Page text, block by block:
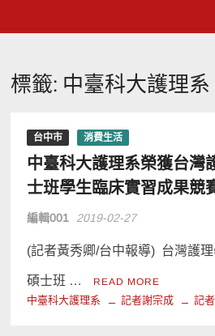
標籤: 中臺科大護理系
台中市 消費生活
中臺科大護理系榮獲台灣
士班學生臨床實習成果競
編輯001 2019-02-27
(記者黃秀卿/台中報導) 台灣護
碩士班 … READ MORE
中臺科大護理系 記者謝宗成 記